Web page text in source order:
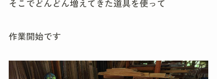
そこでどんどん増えてきた道具を使って
作業開始です